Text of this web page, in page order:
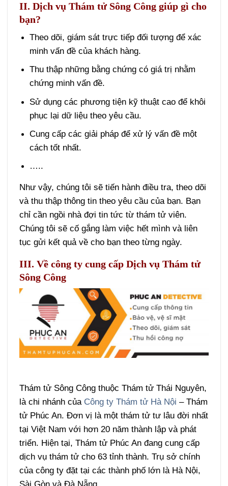
II. Dịch vụ Thám tử Sông Công giúp gì cho
bạn?
Theo dõi, giám sát trực tiếp đối tượng để xác
minh vấn đề của khách hàng.
Thu thập những bằng chứng có giá trị nhằm
chứng minh vấn đề.
Sử dụng các phương tiện kỹ thuật cao để khôi
phục lại dữ liệu theo yêu cầu.
Cung cấp các giải pháp để xử lý vấn đề một
cách tốt nhất.
…..
Như vậy, chúng tôi sẽ tiến hành điều tra, theo dõi
và thu thập thông tin theo yêu cầu của bạn. Bạn
chỉ cần ngồi nhà đợi tin tức từ thám tử viên.
Chúng tôi sẽ cố gắng làm việc hết mình và liên
tục gửi kết quả về cho bạn theo từng ngày.
III. Về công ty cung cấp Dịch vụ Thám tử
Sông Công
Thám tử Sông Công thuộc Thám tử Thái Nguyên,
là chi nhánh của Công ty Thám tử Hà Nội – Thám
tử Phúc An. Đơn vị là một thám tử tư lâu đời nhất
tại Việt Nam với hơn 20 năm thành lập và phát
triển. Hiện tại, Thám tử Phúc An đang cung cấp
dịch vụ thám tử cho 63 tỉnh thành.Trụ sở chính
của công ty đặt tại các thành phố lớn là Hà Nội,